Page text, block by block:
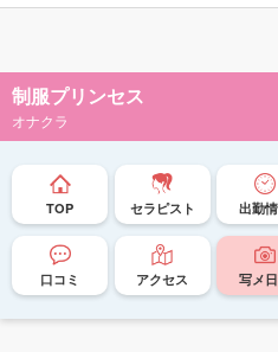
制服プリンセス
オナクラ
TOP セラピスト 出勤
口コミ アクセス 写メ